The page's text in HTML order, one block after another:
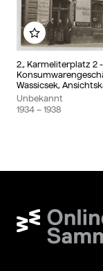
2., Karmeliterplatz 2 -
Wassicsek,
Unbekannt
1934 – 1938
Zu meinem
Wien